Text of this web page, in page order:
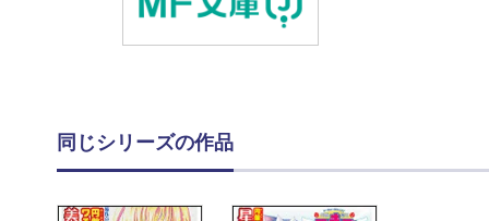
同じシリーズの作品